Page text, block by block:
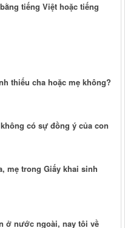
tiếng Việt hoặc tiếng
thiếu cha hoặc mẹ không?
có sự đồng ý của con
mẹ trong Giấy khai sinh
ở nước ngoài, nay tôi về